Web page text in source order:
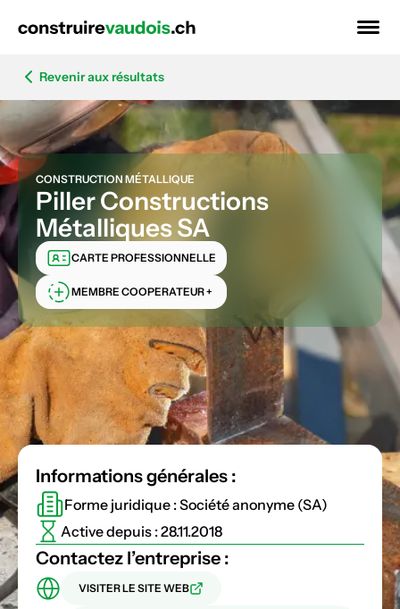
Revenir aux résultats
CONSTRUCTION MÉTALLIQUE
Piller Constructions
Métalliques SA
CARTE PROFESSIONNELLE
MEMBRE COOPERATEUR +
Informations générales :
Forme juridique : Société anonyme (SA)
Active depuis : 28.11.2018
Contactez l’entreprise :
VISITER LE SITE WEB